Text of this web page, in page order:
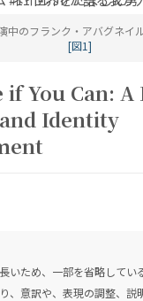
中のフランク・アバグネイ
[図1]
if You Can: A
Identity
いため、一部を省略してい
、意訳や、表現の調整、説